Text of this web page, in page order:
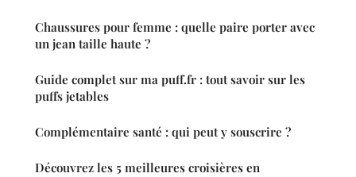
Chaussures pour femme : quelle paire porter avec
un jean taille haute ?
Guide complet sur ma puff.fr : tout savoir sur les
puffs jetables
Complémentaire santé : qui peut y souscrire ?
Découvrez les 5 meilleures croisières en